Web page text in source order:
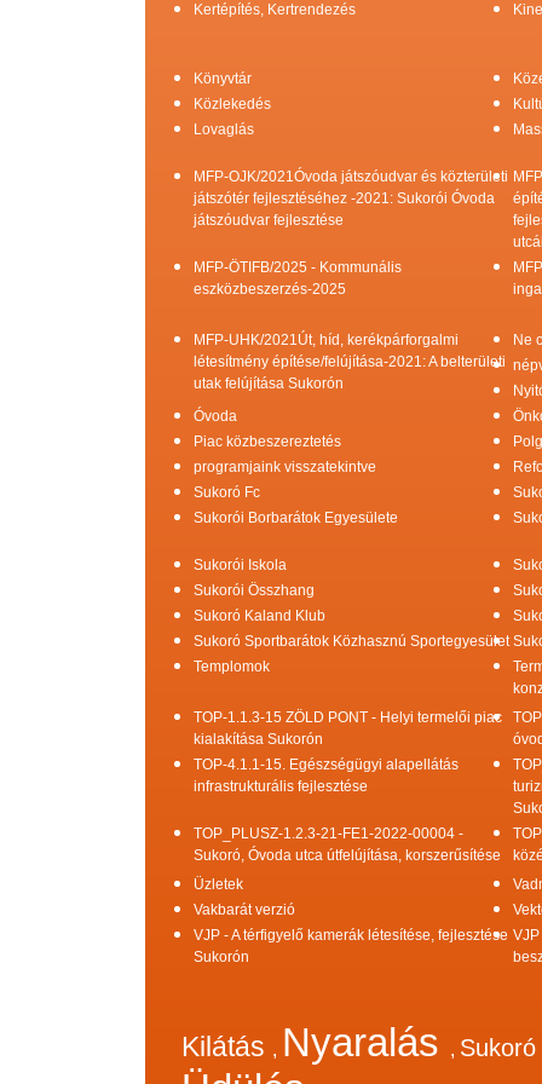
Kertépítés, Kertrendezés
Könyvtár
Közlekedés
Lovaglás
MFP-OJK/2021Óvoda játszóudvar és közterületi
játszótér fejlesztéséhez -2021: Sukorói Óvoda
játszóudvar fejlesztése
MFP-ÖTIFB/2025 - Kommunális
eszközbeszerzés-2025
MFP-UHK/2021Út, híd, kerékpárforgalmi
létesítmény építése/felújítása-2021: A belterületi
utak felújítása Sukorón
Ne
Óvoda
Piac közbeszereztetés
programjaink visszatekintve
Sukoró Fc
Sukorói Borbarátok Egyesülete
Sukorói Iskola
Sukorói Összhang
Sukoró Kaland Klub
Sukoró Sportbarátok Közhasznú Sportegyesület
Templomok
TOP-1.1.3-15 ZÖLD PONT - Helyi termelői piac
kialakítása Sukorón
TOP-4.1.1-15. Egészségügyi alapellátás
infrastrukturális fejlesztése
TOP_PLUSZ-1.2.3-21-FE1-2022-00004 -
Sukoró, Óvoda utca útfelújítása, korszerűsítése
Üzletek
Vakbarát verzió
VJP - A térfigyelő kamerák létesítése, fejlesztése
Sukorón
Kilátás , Nyaralás , Sukoró